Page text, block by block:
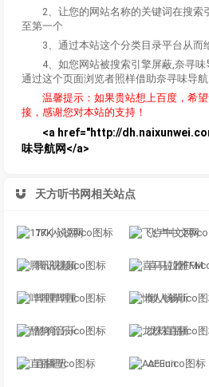
2、让您的网站名称的关键词在搜索
至第一个
3、通过本站这个分类目录平台从而
4、如您网站被搜索引擎屏蔽,奈寻味
通过这个页面浏览者照样借助奈寻味导航
温馨提示：如果贵站想上百度，希
接，感谢您对本站的支持！
<a href="http://
味导航网</a>
天方听书网相关站点
17K小说网 飞卢中文网
腾讯视频 喜马拉雅FM
哔哩哔哩 懒人畅听
酷狗音乐 龙珠直播
直播吧 AcFun